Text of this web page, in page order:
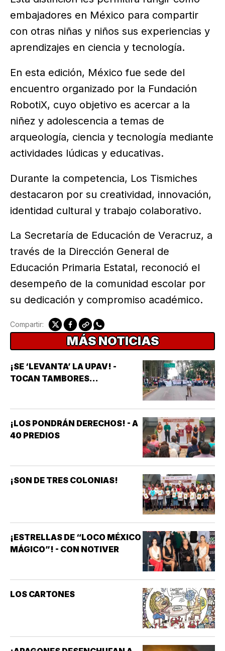
embajadores en México para compartir
con otras niñas y niños sus experiencias y
aprendizajes en ciencia y tecnología.
En esta edición, México fue sede del
encuentro organizado por la Fundación
RobotiX, cuyo objetivo es acercar a la
niñez y adolescencia a temas de
arqueología, ciencia y tecnología mediante
actividades lúdicas y educativas.
Durante la competencia, Los Tismiches
destacaron por su creatividad, innovación,
identidad cultural y trabajo colaborativo.
La Secretaría de Educación de Veracruz, a
través de la Dirección General de
Educación Primaria Estatal, reconoció el
desempeño de la comunidad escolar por
su dedicación y compromiso académico.
Compartir:
MÁS NOTICIAS
¡SE ‘LEVANTA’ LA UPAV! -
TOCAN TAMBORES...
¡LOS PONDRÁN DERECHOS! - A
40 PREDIOS
¡SON DE TRES COLONIAS!
¡ESTRELLAS DE “LOCO MÉXICO
MÁGICO”! - CON NOTIVER
LOS CARTONES